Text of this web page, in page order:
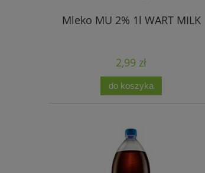
Mleko MU 2% 1l WART MILK
2,99 zł
do koszyka